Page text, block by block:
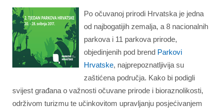
Po očuvanoj prirodi Hrvatska je jedna
od najbogatijih zemalja, a 8 nacionalnih
parkova i 11 parkova prirode,
objedinjenih pod brend Parkovi
Hrvatske, najprepoznatljivija su
zaštićena područja. Kako bi podigli
svijest građana o važnosti očuvane prirode i bioraznolikosti,
održivom turizmu te učinkovitom upravljanju posjećivanjem